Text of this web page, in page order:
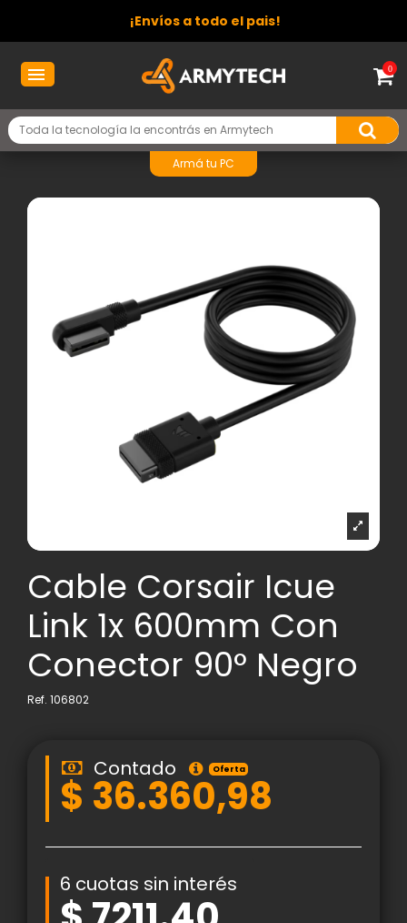
¡Envíos a todo el pais!
0
Armá tu PC
Cable Corsair Icue
Link 1x 600mm Con
Conector 90° Negro
Ref. 106802
Contado Oferta
$ 36.360,98
6 cuotas sin interés